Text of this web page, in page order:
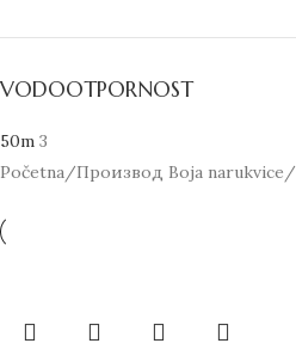
VODOOTPORNOST
50m 3
Početna/Производ Boja narukvice/